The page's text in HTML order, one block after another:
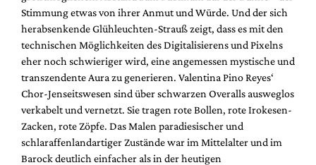
Stimmung etwas von ihrer Anmut und Würde. Und der sich
herabsenkende Glühleuchten-Strauß zeigt, dass es mit den
technischen Möglichkeiten des Digitalisierens und Pixelns
eher noch schwieriger wird, eine angemessen mystische und
transzendente Aura zu generieren. Valentina Pino Reyes‘
Chor-Jenseitswesen sind über schwarzen Overalls ausweglos
verkabelt und vernetzt. Sie tragen rote Bollen, rote Irokesen-
Zacken, rote Zöpfe. Das Malen paradiesischer und
schlaraffenlandartiger Zustände war im Mittelalter und im
Barock deutlich einfacher als in der heutigen